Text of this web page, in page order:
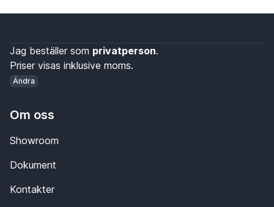
Jag beställer som privatperson.
Priser visas inklusive moms.
Ändra
Om oss
Showroom
Dokument
Kontakter